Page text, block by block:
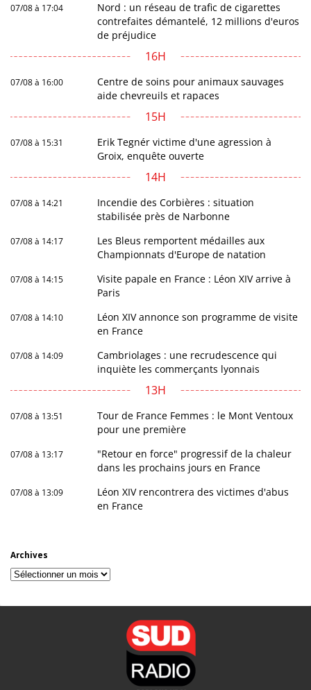
07/08 à 17:04
Nord : un réseau de trafic de cigarettes
contrefaites démantelé, 12 millions d'euros
de préjudice
16H
07/08 à 16:00
Centre de soins pour animaux sauvages
aide chevreuils et rapaces
15H
07/08 à 15:31
Erik Tegnér victime d'une agression à
Groix, enquête ouverte
14H
07/08 à 14:21
Incendie des Corbières : situation
stabilisée près de Narbonne
07/08 à 14:17
Les Bleus remportent médailles aux
Championnats d'Europe de natation
07/08 à 14:15
Visite papale en France : Léon XIV arrive à
Paris
07/08 à 14:10
Léon XIV annonce son programme de visite
en France
07/08 à 14:09
Cambriolages : une recrudescence qui
inquiète les commerçants lyonnais
13H
07/08 à 13:51
Tour de France Femmes : le Mont Ventoux
pour une première
07/08 à 13:17
"Retour en force" progressif de la chaleur
dans les prochains jours en France
07/08 à 13:09
Léon XIV rencontrera des victimes d'abus
en France
Archives
Archives